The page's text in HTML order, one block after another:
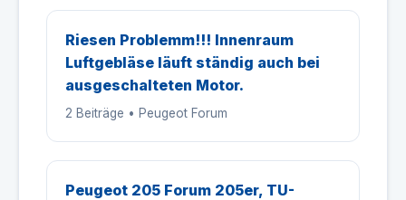
Riesen Problemm!!! Innenraum
Luftgebläse läuft ständig auch bei
ausgeschalteten Motor.
2 Beiträge • Peugeot Forum
Peugeot 205 Forum 205er, TU-